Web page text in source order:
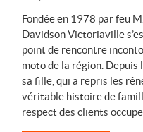
Fondée en 1978 par feu
Davidson Victoriaville
point de rencontre
moto de la région. Depuis
sa fille, qui a repris les
véritable histoire de
respect des clients